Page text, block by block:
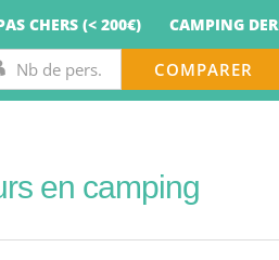
CHERS (< 200€) CAMPING
COMPARER
en camping